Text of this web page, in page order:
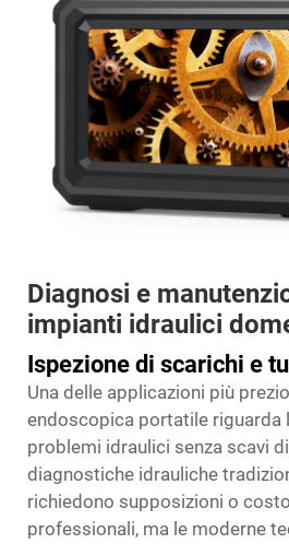
Diagnosi e
impianti idraulici
Ispezione di scarichi e
Una delle applicazioni più
endoscopica portatile riguarda
problemi idraulici senza scavi
diagnostiche idrauliche
richiedono supposizioni o
professionali, ma le moderne